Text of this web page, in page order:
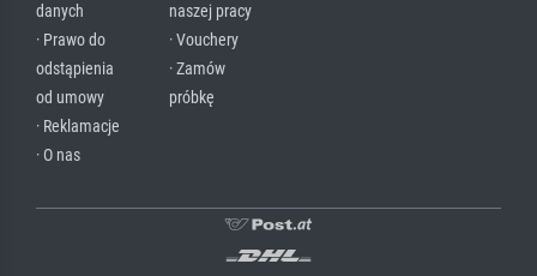
danych
· Prawo do
odstąpienia
od umowy
· Reklamacje
· O nas
naszej pracy
· Vouchery
· Zamów
próbkę